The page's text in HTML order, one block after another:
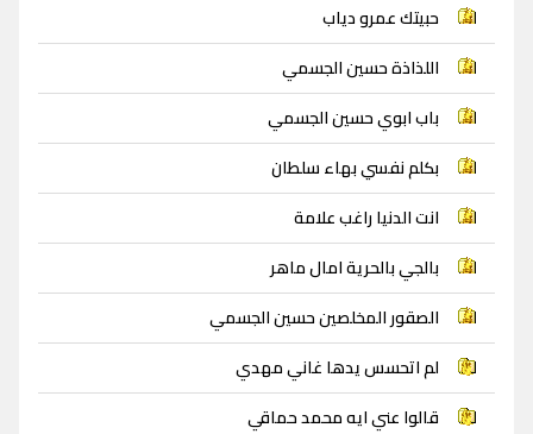
حبيتك عمرو دياب
اللذاذة حسين الجسمي
باب ابوي حسين الجسمي
بكلم نفسي بهاء سلطان
انت الدنيا راغب علامة
بالجي بالحرية امال ماهر
الصقور المخلصين حسين الجسمي
لم اتحسس يدها غاني مهدي
قالوا عني ايه محمد حماقي